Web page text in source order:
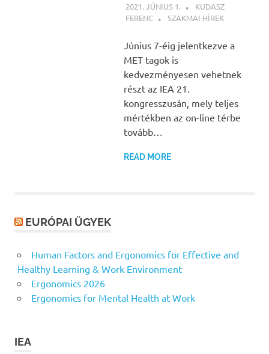
2021. JÚNIUS 1.
KUDASZ
FERENC
SZAKMAI HÍREK
Június 7-éig jelentkezve a
MET tagok is
kedvezményesen vehetnek
részt az IEA 21.
kongresszusán, mely teljes
mértékben az on-line térbe
tovább…
READ MORE
EURÓPAI ÜGYEK
Human Factors and Ergonomics for Effective and
Healthy Learning & Work Environment
Ergonomics 2026
Ergonomics for Mental Health at Work
IEA